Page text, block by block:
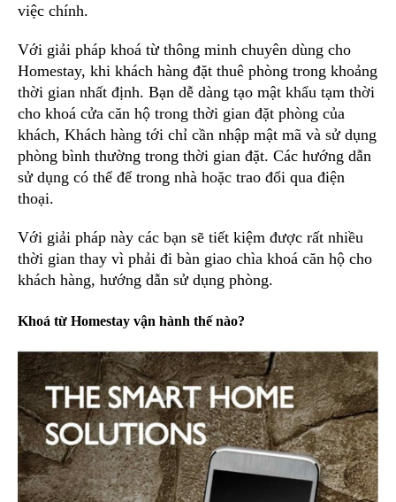
việc chính.
Với giải pháp khoá từ thông minh chuyên dùng cho
Homestay, khi khách hàng đặt thuê phòng trong khoảng
thời gian nhất định. Bạn dễ dàng tạo mật khẩu tạm thời
cho khoá cửa căn hộ trong thời gian đặt phòng của
khách, Khách hàng tới chỉ cần nhập mật mã và sử dụng
phòng bình thường trong thời gian đặt. Các hướng dẫn
sử dụng có thể để trong nhà hoặc trao đổi qua điện
thoại.
Với giải pháp này các bạn sẽ tiết kiệm được rất nhiều
thời gian thay vì phải đi bàn giao chìa khoá căn hộ cho
khách hàng, hướng dẫn sử dụng phòng.
Khoá từ Homestay vận hành thế nào?